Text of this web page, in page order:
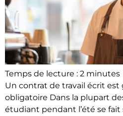
Temps de lecture : 2 minutes
Un contrat de travail écrit
obligatoire Dans la plupart
étudiant pendant l’été se fait